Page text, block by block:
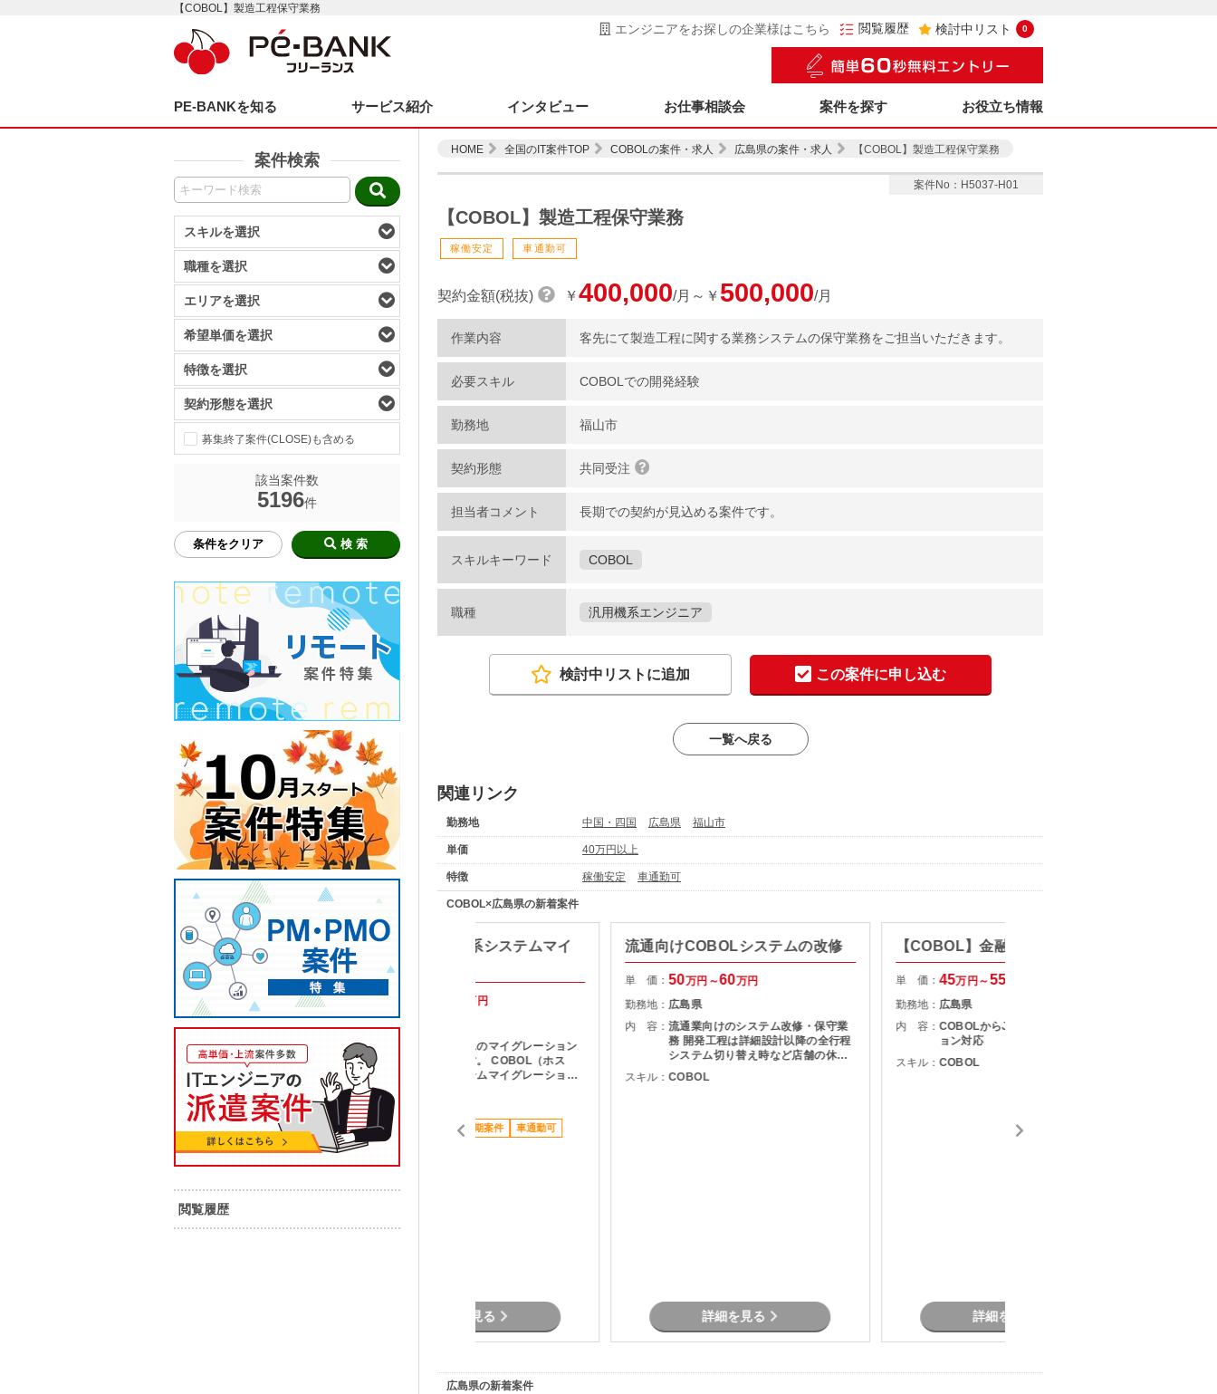
【COBOL】製造工程保守業務
エンジニアをお探しの企業様はこちら 閲覧履歴 検討中リスト 0
PE-BANKを知る サービス紹介 インタビュー お仕事相談会 案件を探す お役立ち情報
案件検索
スキルを選択
職種を選択
エリアを選択
希望単価を選択
特徴を選択
契約形態を選択
募集終了案件(CLOSE)も含める
該当案件数
5196件
条件をクリア 検 索
閲覧履歴
HOME 全国のIT案件TOP COBOLの案件・求人 広島県の案件・求人 【COBOL】製造工程保守業務
案件No：H5037-H01
【COBOL】製造工程保守業務
稼働安定 車通勤可
契約金額(税抜) ￥400,000/月～￥ 500,000/月
作業内容 客先にて製造工程に関する業務システムの保守業務をご担当いただきます。
必要スキル COBOLでの開発経験
勤務地 福山市
契約形態 共同受注
担当者コメント 長期での契約が見込める案件です。
スキルキーワード COBOL
職種 汎用機系エンジニア
検討中リストに追加 この案件に申し込む
一覧へ戻る
関連リンク
勤務地 中国・四国 広島県 福山市
単価 40万円以上
特徴 稼働安定 車通勤可
COBOL×広島県の新着案件
【COBOL】バッチシステム開発
55万円
バッチシステム開発になります。 工
【COBOL】鉄鋼系システムマイ
グレーション案件
万円
勤務地：広島県
内 容：
鉄鋼系システムのマイグレーション
案件となります。 COBOL（ホス
ト）でのシステムマイグレーション
スキル：
担当者オススメ案件 長期案件 車通勤可
詳細を見る
流通向けCOBOLシステムの改修
単 価：50万円～60万円
勤務地： 広島県
内 容：流通業向けのシステム改修・保守業
務 開発工程は詳細設計以降の全行程
システム切り替え時など店舗の休業
日に実施します。
スキル：COBOL
詳細を見る
【COBOL】金融システムの改修
単 価： 45万円～55
勤務地： 広島県
内 容： COBOLからJavaへのマイグレーシ
ョン対応
スキル： COBOL
詳細を見る
広島県の新着案件